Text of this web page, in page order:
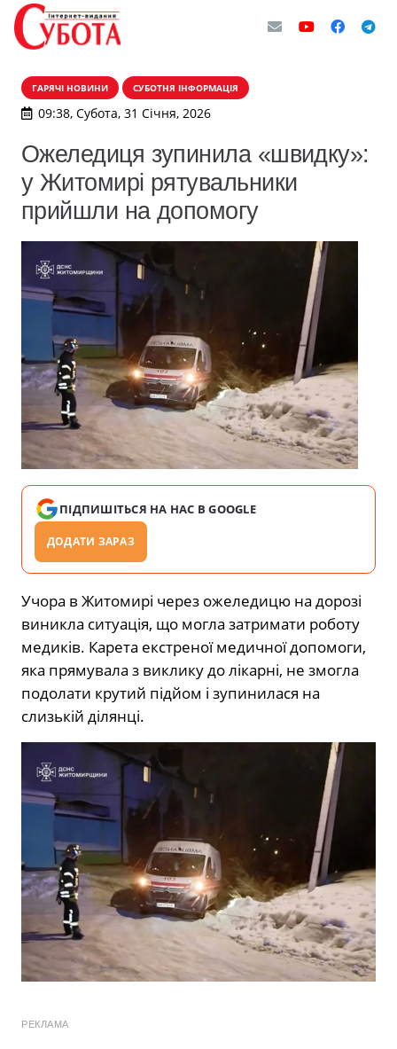
ГАРЯЧІ НОВИНИ СУБОТНЯ ІНФОРМАЦІЯ
09:38, Субота, 31 Січня, 2026
Ожеледиця зупинила «швидку»:
у Житомирі рятувальники
прийшли на допомогу
ПІДПИШІТЬСЯ НА НАС В GOOGLE
ДОДАТИ ЗАРАЗ
Учора в Житомирі через ожеледицю на дорозі
виникла ситуація, що могла затримати роботу
медиків. Карета екстреної медичної допомоги,
яка прямувала з виклику до лікарні, не змогла
подолати крутий підйом і зупинилася на
слизькій ділянці.
РЕКЛАМА